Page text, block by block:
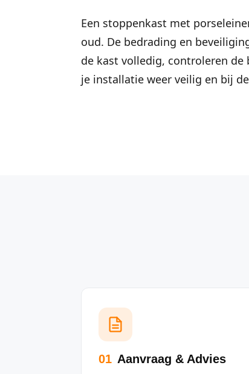
Een stoppenkast met
oud. De bedrading en
de kast volledig, controleren de
je installatie weer veilig en bij
01 Aanvraag & Advies